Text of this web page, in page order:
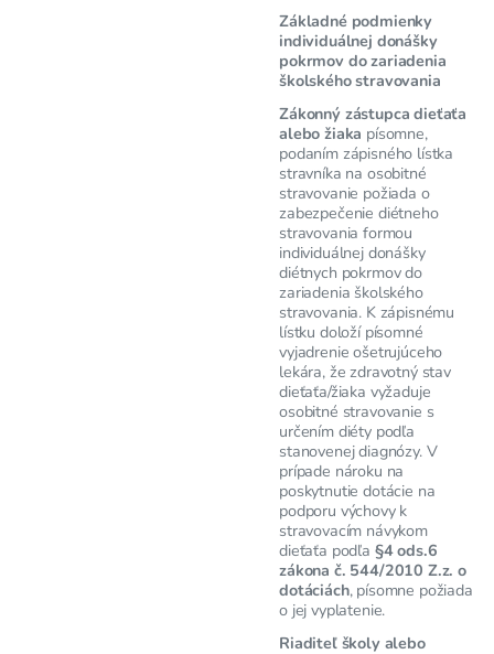
Základné podmienky
individuálnej donášky
pokrmov do zariadenia
školského stravovania
Zákonný zástupca dieťaťa
alebo žiaka písomne,
podaním zápisného lístka
stravníka na osobitné
stravovanie požiada o
zabezpečenie diétneho
stravovania formou
individuálnej donášky
diétnych pokrmov do
zariadenia školského
stravovania. K zápisnému
lístku doloží písomné
vyjadrenie ošetrujúceho
lekára, že zdravotný stav
dieťaťa/žiaka vyžaduje
osobitné stravovanie s
určením diéty podľa
stanovenej diagnózy. V
prípade nároku na
poskytnutie dotácie na
podporu výchovy k
stravovacím návykom
dieťaťa podľa §4 ods.6
zákona č. 544/2010 Z.z. o
dotáciách, písomne požiada
o jej vyplatenie.
Riaditeľ školy alebo